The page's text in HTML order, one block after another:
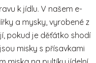
k jídlu. V našem e-
a mysky, vyrobené z
pokud je děťátko shodí
misky s přísavkami